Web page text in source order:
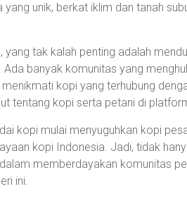
unik, berkat iklim dan tanah
yang tak kalah penting adalah
banyak komunitas yang
kopi yang terhubung
tentang kopi serta petani di
kopi mulai menyuguhkan kopi
kopi Indonesia. Jadi, tidak
memberdayakan komunitas
ini.